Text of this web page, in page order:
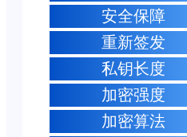
安全保障
重新签发
私钥长度
加密强度
加密算法